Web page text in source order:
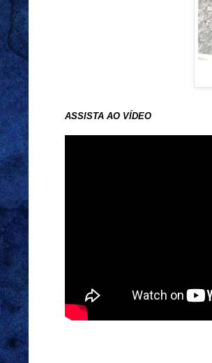
ASSISTA AO VÍDEO